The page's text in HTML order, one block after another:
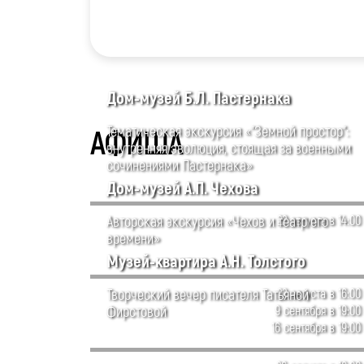
АФИША
22 августа в 14:00
Дом-музей Б.Л. Пастернака
Тематическая экскурсия «"Земной простор":
внутренняя эволюция, стоящая за военными
сочинениями Пастернака»
22 августа в 16:00
9 сентября в 19:00
16 сентября в 19:00
Дом-музей А.П. Чехова
Авторская экскурсия «Чехов и театр его
времени»
Музей-квартира А.Н. Толстого
Творческий вечер писателя Татьяной
Фирстовой